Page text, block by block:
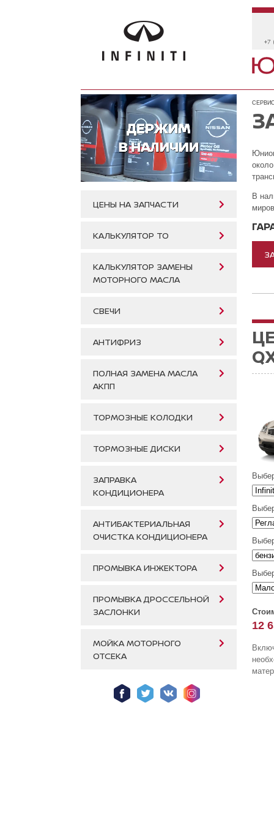
+7
ЦЕНЫ НА ЗАПЧАСТИ
КАЛЬКУЛЯТОР ТО
КАЛЬКУЛЯТОР ЗАМЕНЫ
МОТОРНОГО МАСЛА
СВЕЧИ
АНТИФРИЗ
ПОЛНАЯ ЗАМЕНА МАСЛА
АКПП
ТОРМОЗНЫЕ КОЛОДКИ
ТОРМОЗНЫЕ ДИСКИ
ЗАПРАВКА
КОНДИЦИОНЕРА
АНТИБАКТЕРИАЛЬНАЯ
ОЧИСТКА КОНДИЦИОНЕРА
ПРОМЫВКА ИНЖЕКТОРА
ПРОМЫВКА ДРОССЕЛЬНОЙ
ЗАСЛОНКИ
МОЙКА МОТОРНОГО
ОТСЕКА
В
12